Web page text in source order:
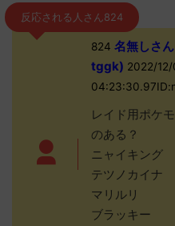
反応される人さん824
824 名無しさ
tggk) 2022/
レイド用ポケ
のある？
ニャイキング
テツノカイナ
マリルリ
ブラッキー